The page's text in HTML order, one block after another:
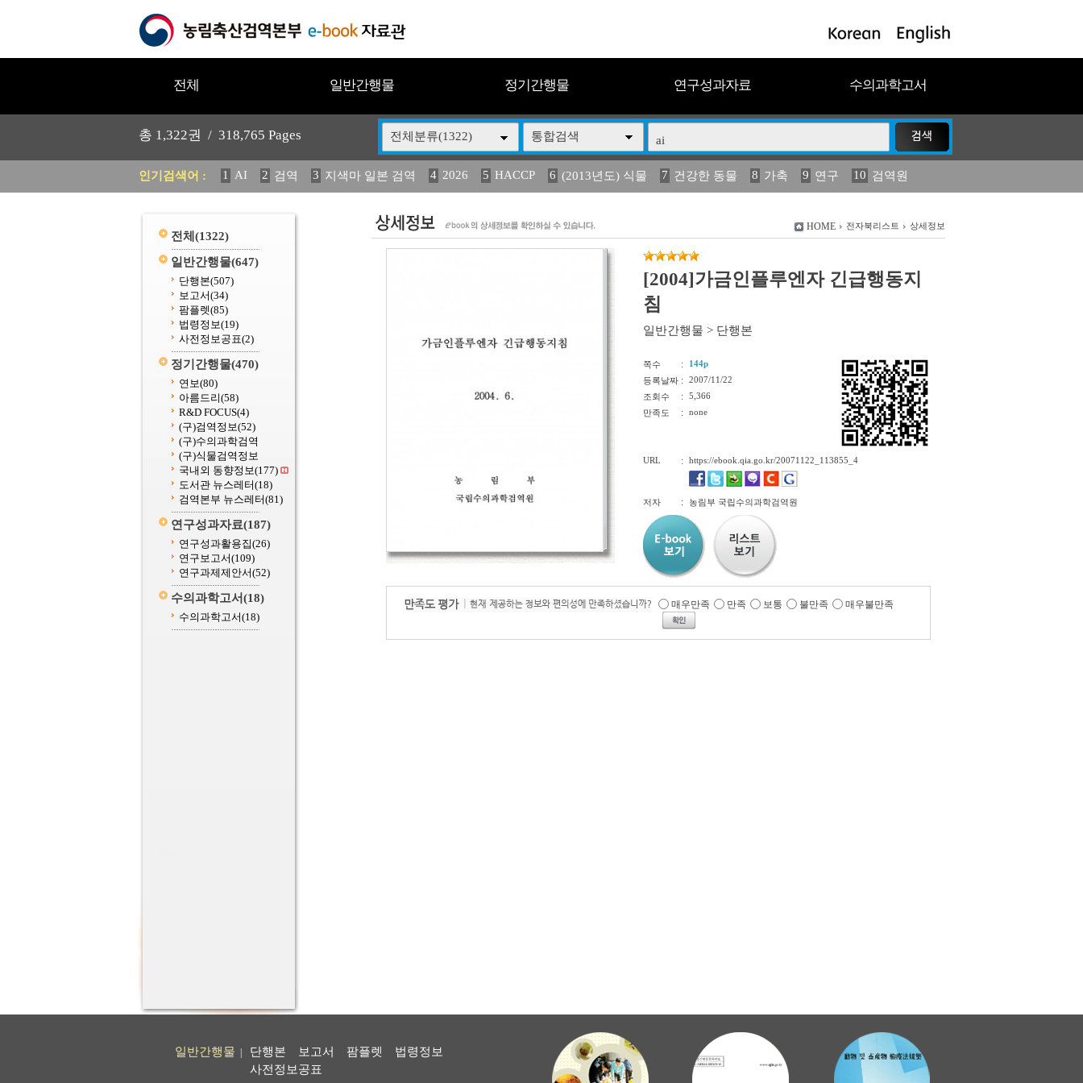
전체 일반간행물 정기간행물 연구성과자료 수의과학고서
총 1,322권 / 318,765 Pages 전체분류(1322) 통합검색
인기검색어 : 1 AI 2 검역 3 지색마 일본 검역 4 2026 5 HACCP 6 (2013년도) 식물 7 건강한 동물 8 가축 9 연구 10 검역원
11 2025 12 중독성 식물 도감 13 媛 異 14 (2013년도) 식 15 구제역 16 관리 17 연보 18 농림수산 19 2023
전체 (1322)
일반간행물(647)
단행본(507)
보고서(34)
팜플렛(85)
법령정보(19)
사전정보공표(2)
정기간행물(470)
연보(80)
아름드리(58)
R&D FOCUS(4)
(구)검역정보(52)
(구)수의과학검역
(구)식물검역정보
국내외 동향정보(177)
도서관 뉴스레터(18)
검역본부 뉴스레터(81)
연구성과자료(187)
연구성과활용집(26)
연구보고서(109)
연구과제제안서(52)
수의과학고서(18)
수의과학고서(18)
HOME 전자북리스트 상세정보
[2004]가금인플루엔자 긴급행동지
침
일반간행물 > 단행본
쪽수 :
144p
등록날짜 :
2007/11/22
조회수
:
5,366
만족도
: none
URL : https://ebook.qia.go.kr/20071122_113855_4
저자 : 농림부 국립수의과학검역원
매우만족 만족 보통 불만족 매우불만족
일반간행물 단행본 보고서 팜플렛
법령정보
사전정보공표